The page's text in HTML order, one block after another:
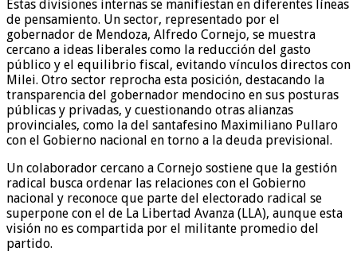
Estas divisiones internas se manifiestan en diferentes líneas
de pensamiento. Un sector, representado por el
gobernador de Mendoza, Alfredo Cornejo, se muestra
cercano a ideas liberales como la reducción del gasto
público y el equilibrio fiscal, evitando vínculos directos con
Milei. Otro sector reprocha esta posición, destacando la
transparencia del gobernador mendocino en sus posturas
públicas y privadas, y cuestionando otras alianzas
provinciales, como la del santafesino Maximiliano Pullaro
con el Gobierno nacional en torno a la deuda previsional.
Un colaborador cercano a Cornejo sostiene que la gestión
radical busca ordenar las relaciones con el Gobierno
nacional y reconoce que parte del electorado radical se
superpone con el de La Libertad Avanza (LLA), aunque esta
visión no es compartida por el militante promedio del
partido.